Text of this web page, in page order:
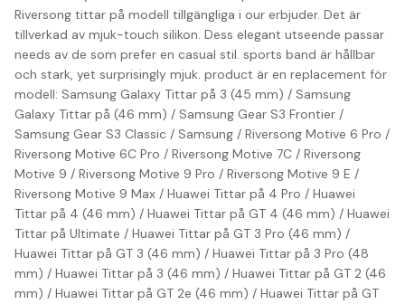
Riversong tittar på modell tillgängliga i our erbjuder. Det är
tillverkad av mjuk-touch silikon. Dess elegant utseende passar
needs av de som prefer en casual stil. sports band är hållbar
och stark, yet surprisingly mjuk. product är en replacement för
modell: Samsung Galaxy Tittar på 3 (45 mm) / Samsung
Galaxy Tittar på (46 mm) / Samsung Gear S3 Frontier /
Samsung Gear S3 Classic / Samsung / Riversong Motive 6 Pro /
Riversong Motive 6C Pro / Riversong Motive 7C / Riversong
Motive 9 / Riversong Motive 9 Pro / Riversong Motive 9 E /
Riversong Motive 9 Max / Huawei Tittar på 4 Pro / Huawei
Tittar på 4 (46 mm) / Huawei Tittar på GT 4 (46 mm) / Huawei
Tittar på Ultimate / Huawei Tittar på GT 3 Pro (46 mm) /
Huawei Tittar på GT 3 (46 mm) / Huawei Tittar på 3 Pro (48
mm) / Huawei Tittar på 3 (46 mm) / Huawei Tittar på GT 2 (46
mm) / Huawei Tittar på GT 2e (46 mm) / Huawei Tittar på GT